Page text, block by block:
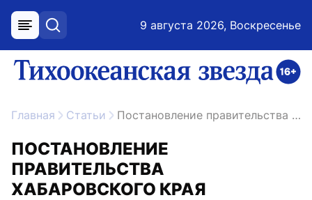
меню поиск 9 августа 2026, Воскресенье
ссылка на главную
Главная Статьи Постановление правительства Хабаровского края
ПОСТАНОВЛЕНИЕ
ПРАВИТЕЛЬСТВА
ХАБАРОВСКОГО КРАЯ